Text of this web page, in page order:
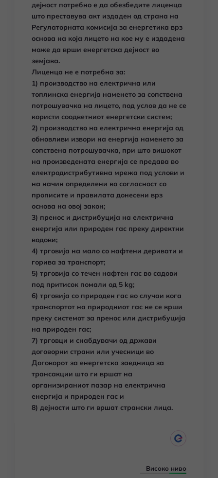
дејност потребно е да обезбедите лиценца
што преставува акт издаден од страна на
Регулаторната комисија за енергетика врз
основа на која лицето на кое му е издадена
може да врши енергетска дејност во
земјава.
Лиценца не е потребна за:
1) производство на електрична или
топлинска енергија наменето за сопствена
потрошувачка на лицето, под услов да не се
користи соодветниот енергетски систем;
2) производство на електрична енергија од
обновливи извори на енергија наменето за
сопствена потрошувачка, при што вишокот
на произведената енергија се предава во
електродистрибутивна мрежа под услови и
на начин определени во согласност со
прописите и правилата донесени врз
основа на овој закон;
3) пренос и дистрибуција на електрична
енергија или природен гас преку директни
водови;
4) трговија на мало со нафтени деривати и
горива за транспорт;
5) трговија со течен нафтен гас во садови
под притисок помали од 5 kg;
6) трговија со природен гас во случаи кога
транспортот на природниот гас не се врши
преку системот за пренос или дистрибуција
на природен гас;
7) трговци и снабдувачи од држави
договорни страни или учесници во
Договорот за енергетска заедница за
трансакции што ги вршат на
организираниот пазар на електрична
енергија и природен гас и
8) дејности што ги вршат странски лица.
Високо ниво